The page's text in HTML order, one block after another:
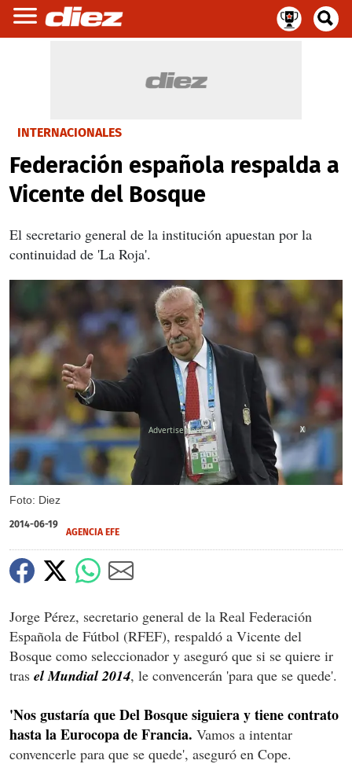
INTERNACIONALES
Federación española respalda a
Vicente del Bosque
El secretario general de la institución apuestan por la
continuidad de 'La Roja'.
Foto: Diez
X
2014-06-19
AGENCIA EFE
Jorge Pérez, secretario general de la Real Federación
Española de Fútbol (RFEF), respaldó a Vicente del
Bosque como seleccionador y aseguró que si se quiere ir
tras el Mundial 2014, le convencerán 'para que se quede'.
'Nos gustaría que Del Bosque siguiera y tiene contrato
hasta la Eurocopa de Francia. Vamos a intentar
convencerle para que se quede', aseguró en Cope.